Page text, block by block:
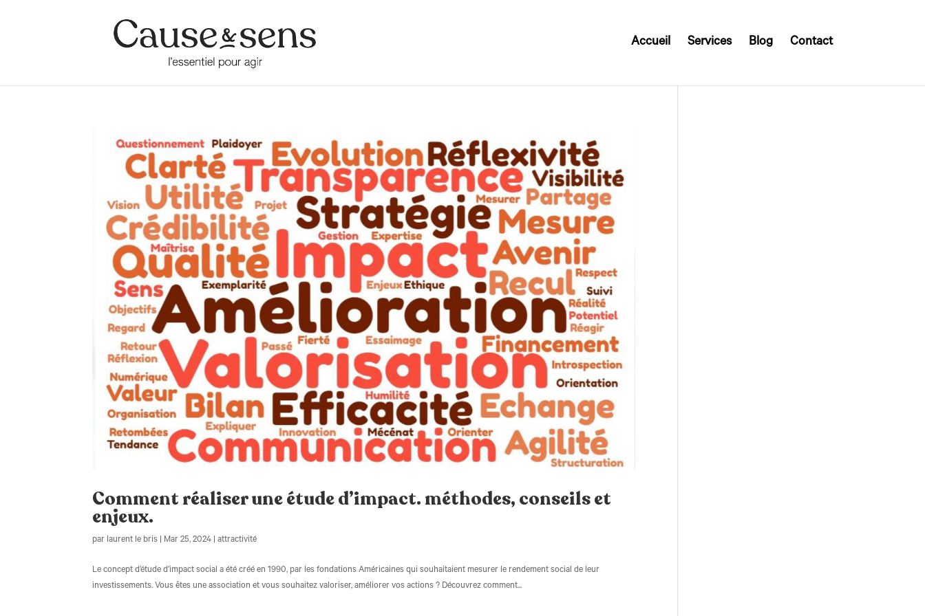
Accueil Services Blog Contact
Comment réaliser une étude d’impact. méthodes, conseils et
enjeux.
par laurent le bris | Mar 25, 2024 |attractivité
Le concept d’étude d’impact social a été créé en 1990, par les fondations Américaines qui souhaitaient mesurer le rendement social de leur
investissements. Vous êtes une association et vous souhaitez valoriser, améliorer vos actions ? Découvrez comment...